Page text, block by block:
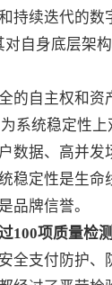
持续迭代的数
自身底层架
的自主权和资
系统稳定性上
数据、高并发
稳定性是生命
品牌信誉。
100项质量检
全支付防护、